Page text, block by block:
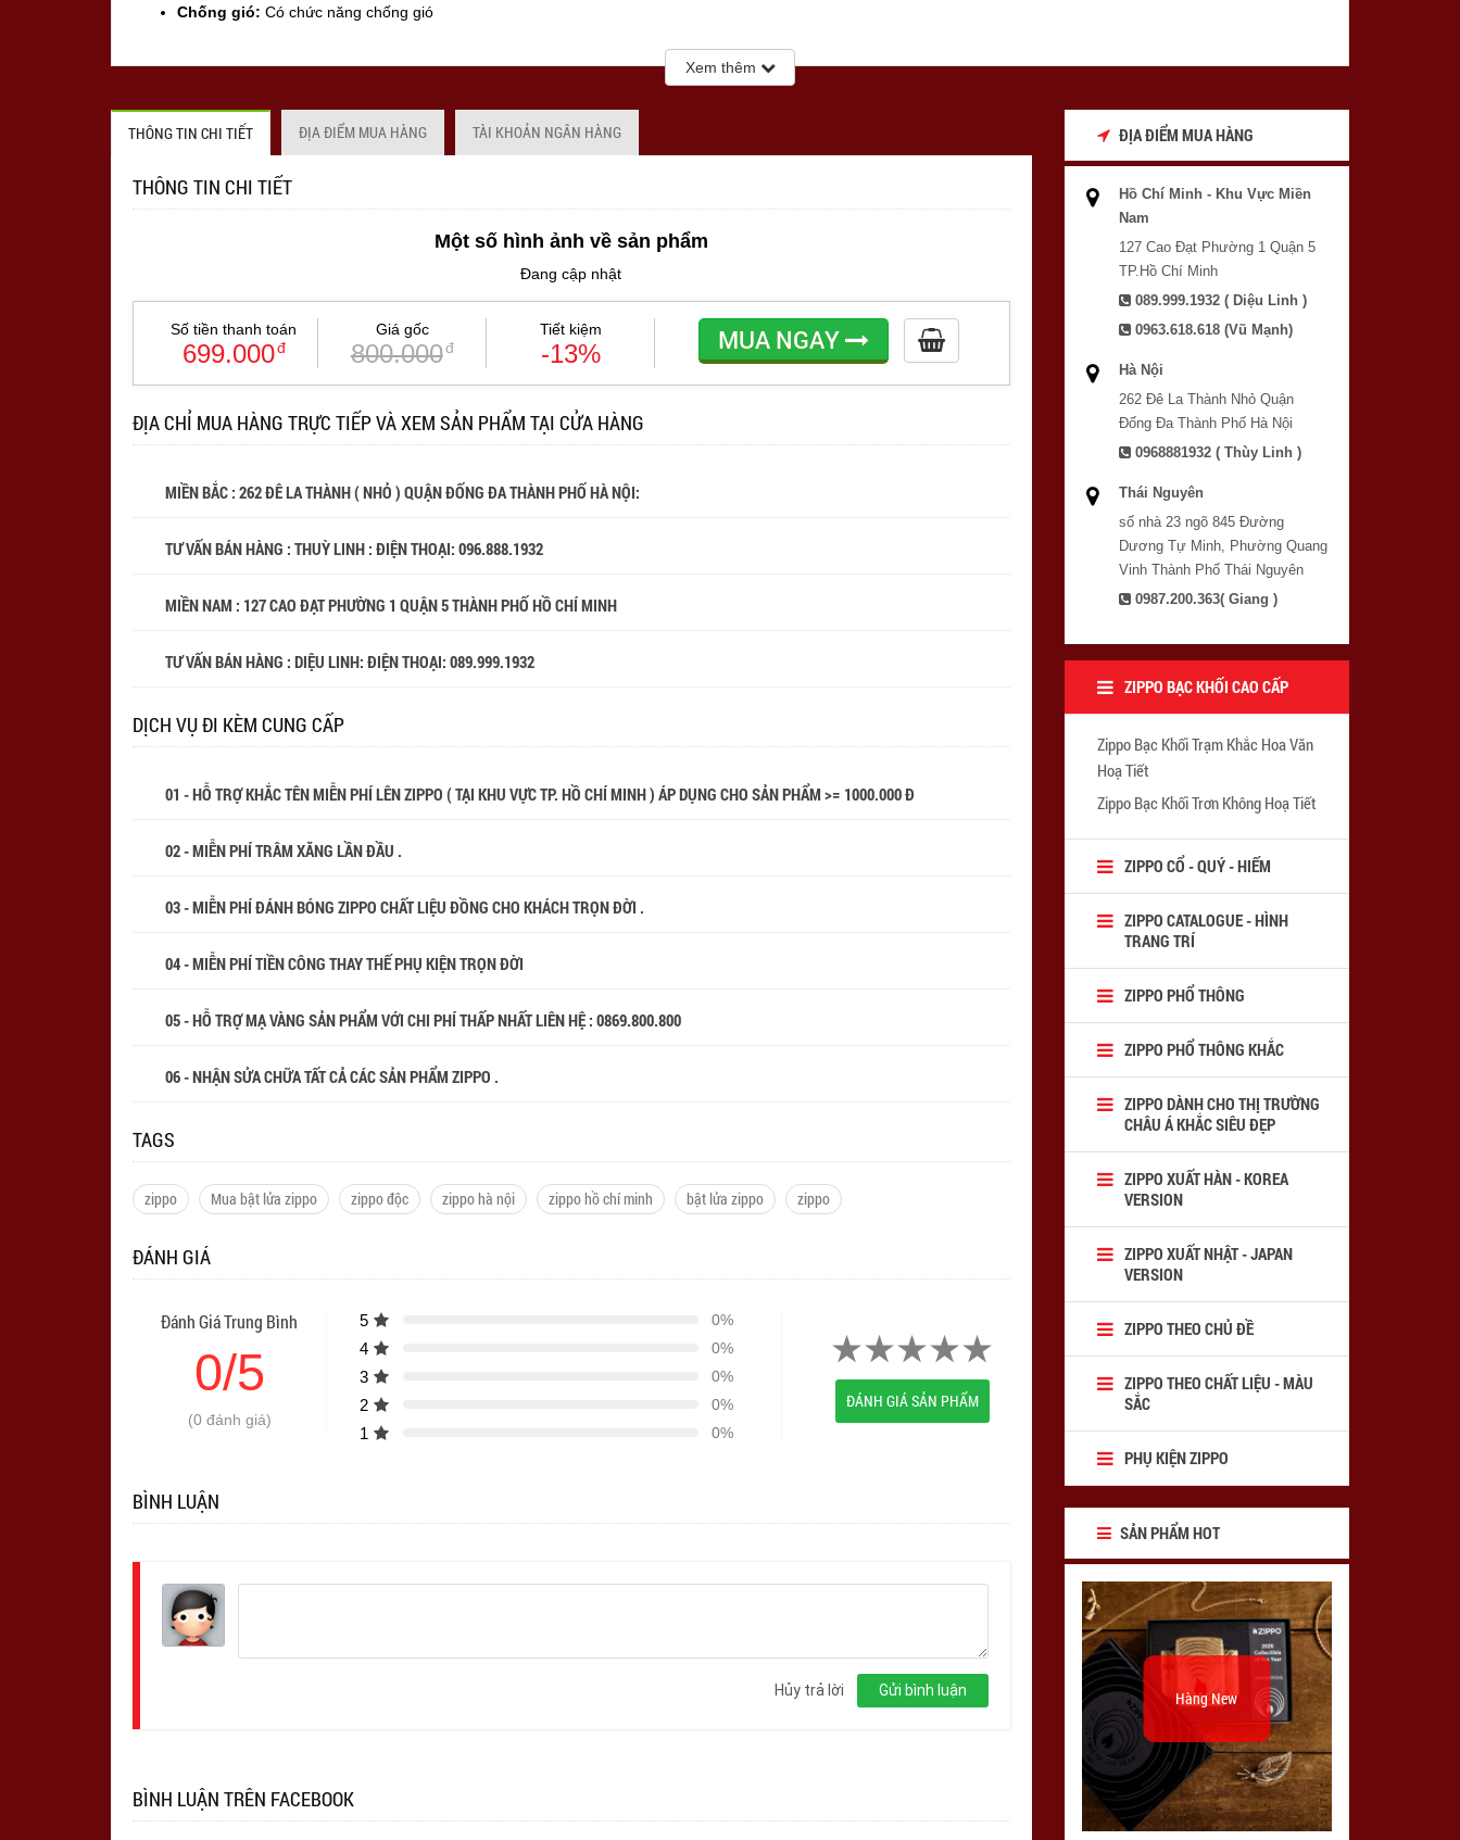
Chống gió: Có chức năng chống gió
Xem thêm
THÔNG TIN CHI TIẾT ĐỊA ĐIỂM MUA HÀNG TÀI KHOẢN NGÂN HÀNG
THÔNG TIN CHI TIẾT
Một số hình ảnh về sản phẩm
Đang cập nhật
Số tiền thanh toán
699.000đ
Giá gốc
800.000đ
Tiết kiệm
-13% MUA NGAY
ĐỊA CHỈ MUA HÀNG TRỰC TIẾP VÀ XEM SẢN PHẨM TẠI CỬA HÀNG
MIỀN BẮC : 262 ĐÊ LA THÀNH ( NHỎ ) QUẬN ĐỐNG ĐA THÀNH PHỐ HÀ NỘI:
TƯ VẤN BÁN HÀNG : THUỲ LINH : ĐIỆN THOẠI: 096.888.1932
MIỀN NAM : 127 CAO ĐẠT PHƯỜNG 1 QUẬN 5 THÀNH PHỐ HỒ CHÍ MINH
TƯ VẤN BÁN HÀNG : DIỆU LINH: ĐIỆN THOẠI: 089.999.1932
DỊCH VỤ ĐI KÈM CUNG CẤP
01 - HỖ TRỢ KHẮC TÊN MIỄN PHÍ LÊN ZIPPO ( TẠI KHU VỰC TP. HỒ CHÍ MINH ) ÁP DỤNG CHO SẢN PHẨM >= 1000.000 Đ
02 - MIỄN PHÍ TRÂM XĂNG LẦN ĐẦU .
03 - MIỄN PHÍ ĐÁNH BÓNG ZIPPO CHẤT LIỆU ĐỒNG CHO KHÁCH TRỌN ĐỜI .
04 - MIỄN PHÍ TIỀN CÔNG THAY THẾ PHỤ KIỆN TRỌN ĐỜI
05 - HỖ TRỢ MẠ VÀNG SẢN PHẨM VỚI CHI PHÍ THẤP NHẤT LIÊN HỆ : 0869.800.800
06 - NHẬN SỬA CHỮA TẤT CẢ CÁC SẢN PHẨM ZIPPO .
TAGS
zippo Mua bật lửa zippo zippo độc zippo hà nội zippo hồ chí minh bật lửa zippo zippo
ĐÁNH GIÁ
Đánh Giá Trung Bình
0/5
(0 đánh giá)
5 0%
4 0%
3 0%
2 0%
1 0%
ĐÁNH GIÁ SẢN PHẨM
BÌNH LUẬN
Gửi bình luận
Hủy trả lời
BÌNH LUẬN TRÊN FACEBOOK
ĐỊA ĐIỂM MUA HÀNG
Hồ Chí Minh - Khu Vực Miền
Nam
127 Cao Đạt Phường 1 Quận 5
TP.Hồ Chí Minh
089.999.1932 ( Diệu Linh )
0963.618.618 (Vũ Mạnh)
Hà Nội
262 Đê La Thành Nhỏ Quận
Đống Đa Thành Phố Hà Nội
0968881932 ( Thùy Linh )
Thái Nguyên
số nhà 23 ngõ 845 Đường
Dương Tự Minh, Phường Quang
Vinh Thành Phố Thái Nguyên
0987.200.363( Giang )
ZIPPO BẠC KHỐI CAO CẤP
Zippo Bạc Khối Trạm Khắc Hoa Văn
Hoạ Tiết
Zippo Bạc Khối Trơn Không Hoạ Tiết
ZIPPO CỔ - QUÝ - HIẾM
ZIPPO CATALOGUE - HÌNH
TRANG TRÍ
ZIPPO PHỔ THÔNG
ZIPPO PHỔ THÔNG KHẮC
ZIPPO DÀNH CHO THỊ TRƯỜNG
CHÂU Á KHẮC SIÊU ĐẸP
ZIPPO XUẤT HÀN - KOREA
VERSION
ZIPPO XUẤT NHẬT - JAPAN
VERSION
ZIPPO THEO CHỦ ĐỀ
ZIPPO THEO CHẤT LIỆU - MÀU
SẮC
PHỤ KIỆN ZIPPO
SẢN PHẨM HOT
Hàng New